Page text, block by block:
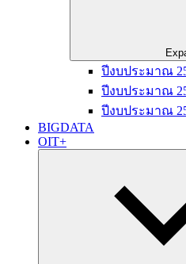
ปีงบประมาณ
ปีงบประมาณ
ปีงบประมาณ
BIGDATA
OIT+